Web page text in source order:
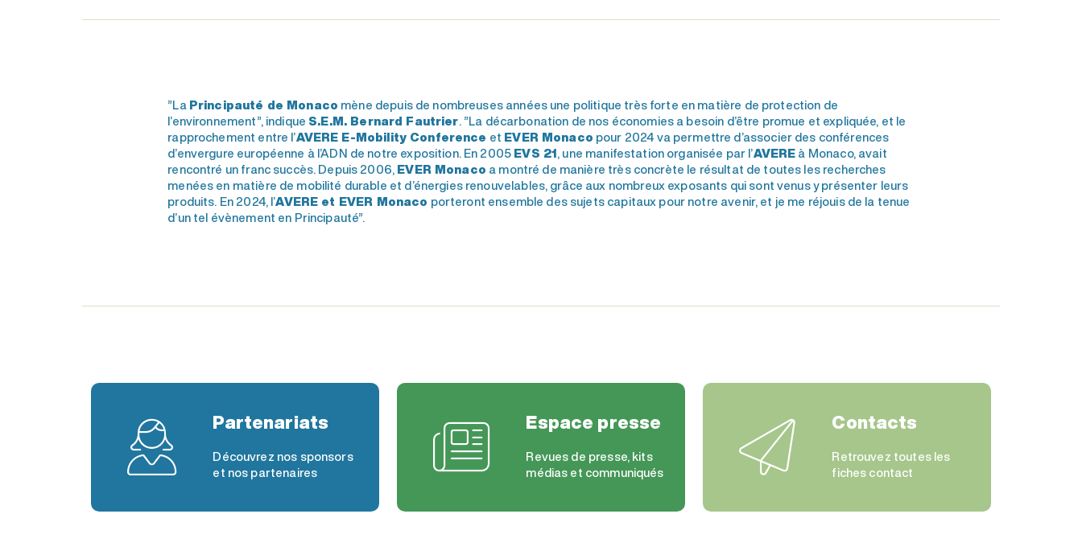
”LaPrincipauté de Monaco mène depuis de nombreuses années une politique très forte en matière de protection de
l’environnement”, indique S.E.M. Bernard Fautrier. ”La décarbonation de nos économies a besoin d’être promue et expliquée, et le
rapprochement entre l’AVERE E-Mobility Conference et EVER Monaco pour 2024 va permettre d’associer des conférences
d’envergure européenne à l’ADN de notre exposition. En 2005EVS 21, une manifestation organisée par l’AVEREà Monaco, avait
rencontré un franc succès. Depuis 2006,EVER Monaco a montré de manière très concrète le résultat de toutes les recherches
menées en matière de mobilité durable et d’énergies renouvelables, grâce aux nombreux exposants qui sont venus y présenter leurs
produits. En 2024, l’AVERE et EVER Monaco porteront ensemble des sujets capitaux pour notre avenir, et je me réjouis de la tenue
d’un tel évènement en Principauté”.
Partenariats
Découvrez nos sponsors
et nos partenaires
Espace presse
Revues de presse, kits
médias et communiqués
Contacts
Retrouvez toutes les
fiches contact